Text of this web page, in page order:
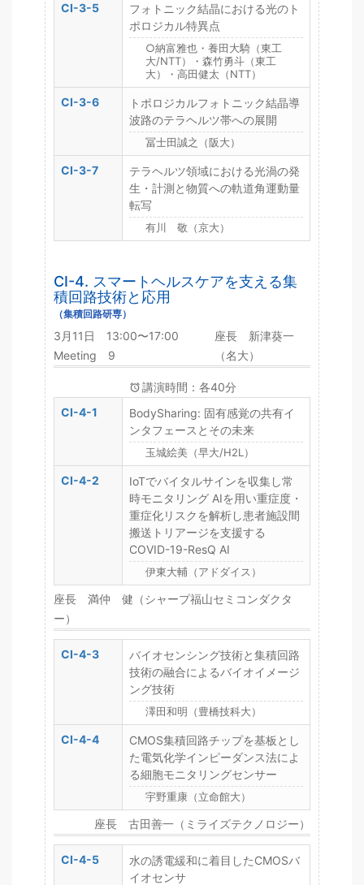
CI-3-5
フォトニック結晶における光のト
ポロジカル特異点
○納富雅也・養田大騎（東工
大/NTT）・森竹勇斗（東工
大）・高田健太（NTT）
CI-3-6
トポロジカルフォトニック結晶導
波路のテラヘルツ帯への展開
冨士田誠之（阪大）
CI-3-7
テラヘルツ領域における光渦の発
生・計測と物質への軌道角運動量
転写
有川 敬（京大）
CI-4. スマートヘルスケアを支える集
積回路技術と応用
（集積回路研専）
3月11日 13:00〜17:00
Meeting 9
座長 新津葵一
（名大）
講演時間：各40分
CI-4-1
BodySharing: 固有感覚の共有イ
ンタフェースとその未来
玉城絵美（早大/H2L）
CI-4-2
IoTでバイタルサインを収集し常
時モニタリング AIを用い重症度・
重症化リスクを解析し患者施設間
搬送トリアージを支援する
COVID-19-ResQ AI
伊東大輔（アドダイス）
座長 満仲 健（シャープ福山セミコンダクタ
ー）
CI-4-3
バイオセンシング技術と集積回路
技術の融合によるバイオイメージ
ング技術
澤田和明（豊橋技科大）
CI-4-4
CMOS集積回路チップを基板とし
た電気化学インピーダンス法によ
る細胞モニタリングセンサー
宇野重康（立命館大）
座長 古田善一（ミライズテクノロジー）
CI-4-5
水の誘電緩和に着目したCMOSバ
イオセンサ